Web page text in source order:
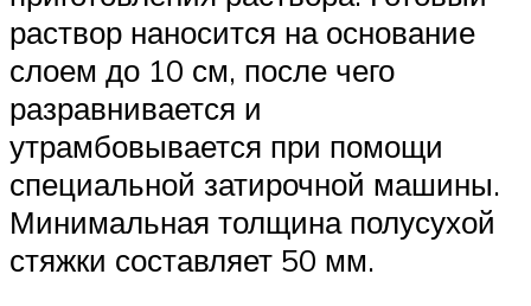
раствор наносится на основание
слоем до 10 см, после чего
разравнивается и
утрамбовывается при помощи
специальной затирочной машины.
Минимальная толщина полусухой
стяжки составляет 50 мм.